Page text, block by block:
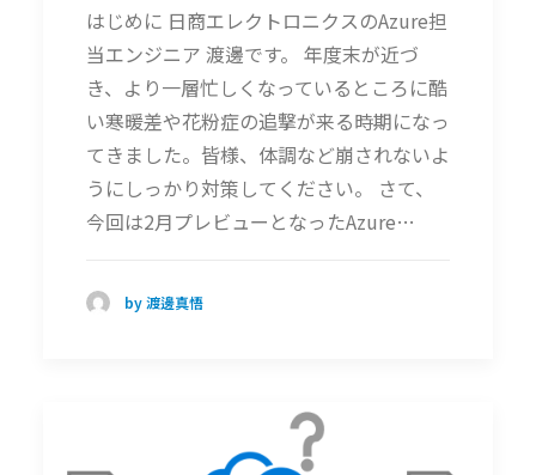
はじめに 日商エレクトロニクスのAzure担
当エンジニア 渡邊です。 年度末が近づ
き、より一層忙しくなっているところに酷
い寒暖差や花粉症の追撃が来る時期になっ
てきました。皆様、体調など崩されないよ
うにしっかり対策してください。 さて、
今回は2月プレビューとなったAzure…
by 渡邊真悟